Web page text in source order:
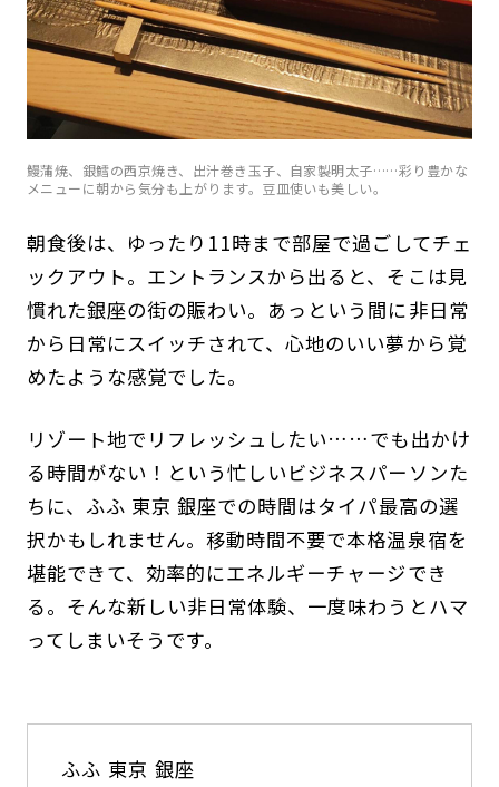
鰻蒲焼、銀鱈の西京焼き、出汁巻き玉子、自家製明太子……彩り豊かな
メニューに朝から気分も上がります。豆皿使いも美しい。
朝食後は、ゆったり11時まで部屋で過ごしてチェ
ックアウト。エントランスから出ると、そこは見
慣れた銀座の街の賑わい。あっという間に非日常
から日常にスイッチされて、心地のいい夢から覚
めたような感覚でした。
リゾート地でリフレッシュしたい……でも出かけ
る時間がない！という忙しいビジネスパーソンた
ちに、ふふ 東京 銀座での時間はタイパ最高の選
択かもしれません。移動時間不要で本格温泉宿を
堪能できて、効率的にエネルギーチャージでき
る。そんな新しい非日常体験、一度味わうとハマ
ってしまいそうです。
ふふ 東京 銀座